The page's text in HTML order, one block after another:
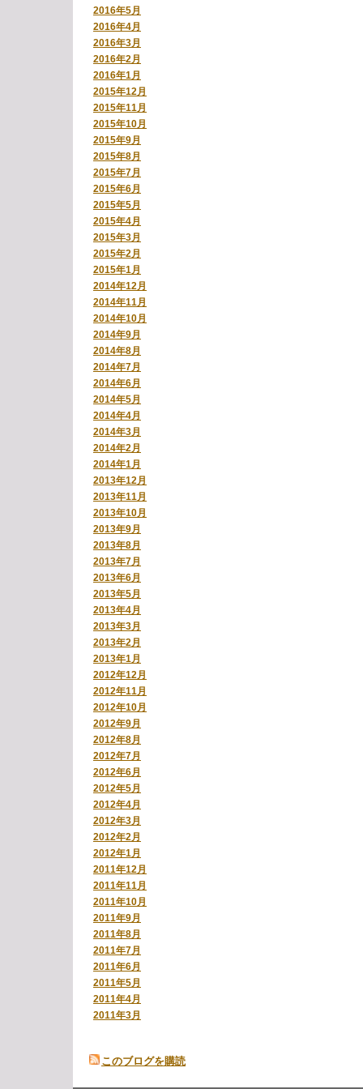
2016年5月
2016年4月
2016年3月
2016年2月
2016年1月
2015年12月
2015年11月
2015年10月
2015年9月
2015年8月
2015年7月
2015年6月
2015年5月
2015年4月
2015年3月
2015年2月
2015年1月
2014年12月
2014年11月
2014年10月
2014年9月
2014年8月
2014年7月
2014年6月
2014年5月
2014年4月
2014年3月
2014年2月
2014年1月
2013年12月
2013年11月
2013年10月
2013年9月
2013年8月
2013年7月
2013年6月
2013年5月
2013年4月
2013年3月
2013年2月
2013年1月
2012年12月
2012年11月
2012年10月
2012年9月
2012年8月
2012年7月
2012年6月
2012年5月
2012年4月
2012年3月
2012年2月
2012年1月
2011年12月
2011年11月
2011年10月
2011年9月
2011年8月
2011年7月
2011年6月
2011年5月
2011年4月
2011年3月
このブログを購読